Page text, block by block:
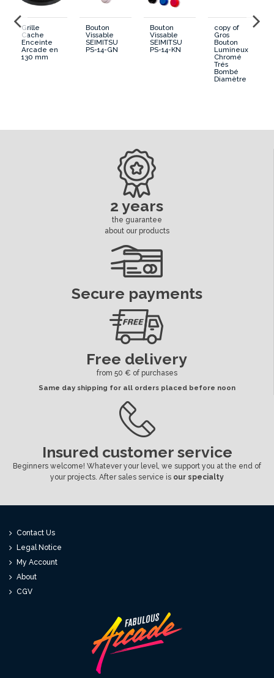
Forme Poussoir Convexe
Dimension cosses Microswitch 4.8 mm
Diametre percage
6.3 mm
Séparé
Grille
Cache
Enceinte
Arcade en
130 mm
Bouton
Vissable
SEIMITSU
PS-14-GN
Bouton
Vissable
SEIMITSU
PS-14-KN
copy of
Gros
Bouton
Lumineux
Chromé
Trés
Bombé
Diamètre
2 years
the guarantee
about our products
Secure payments
Free delivery
from 50 € of purchases
Same day shipping for all orders placed before noon
Insured customer service
Beginners welcome! Whatever your level, we support you at the end of
your projects. After sales service is our specialty
Contact Us
Legal Notice
My Account
About
CGV